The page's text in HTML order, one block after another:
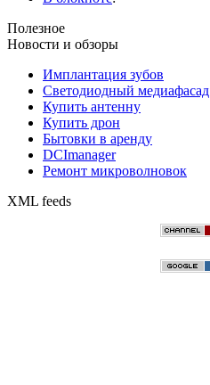
Полезное
Новости и обзоры
Имплантация зубов
Светодиодный медиафасад
Купить антенну
Купить дрон
Бытовки в аренду
DCImanager
Ремонт микроволновок
XML feeds